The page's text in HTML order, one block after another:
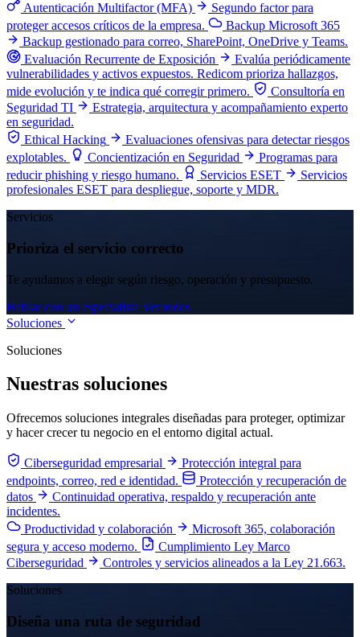
Autenticación Multifactor (MFA)
Segundo factor para
proteger accesos críticos de la empresa.
Backup Microsoft 365
Backup gestionado para correo, SharePoint, OneDrive y Teams.
Evaluación Recurrente de Exposición
Evalúa periódicamente
vulnerabilidades y activos expuestos. Redicom prioriza hallazgos,
mide evolución y te indica qué corregir primero.
Consultoría en
Seguridad TI
Estrategia, arquitectura y acompañamiento experto
en seguridad.
Ethical Hacking
Evaluaciones ofensivas para detectar riesgos
explotables.
Concientización en Seguridad
Programas para
reducir phishing y riesgo humano.
Servicios ESET
Servicios
profesionales ESET para despliegue, soporte y MDR.
Servicios
Prioriza el servicio correcto
Te ayudamos a elegir según riesgo, operación y presupuesto.
Hablar con un especialista Ver todos
Soluciones
Soluciones
Nuestras soluciones
Ofrecemos soluciones integrales diseñadas para proteger, optimizar
y hacer crecer tu negocio en el entorno digital actual.
Ciberseguridad empresarial
Protección integral para
endpoints, correo, red e identidad.
Protección y recuperación de
datos
Continuidad operativa, respaldo y recuperación ante
incidentes.
Productividad y colaboración
Microsoft 365, colaboración
segura y acceso moderno.
Cumplimiento Ley Marco
Ciberseguridad
Controles y servicios alineados a la Ley 21.663.
Soluciones
Diseña una ruta de seguridad